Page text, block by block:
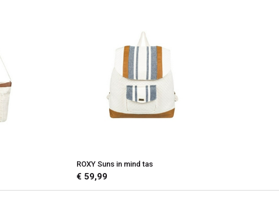
ROXY Suns in mind tas
€ 59,99